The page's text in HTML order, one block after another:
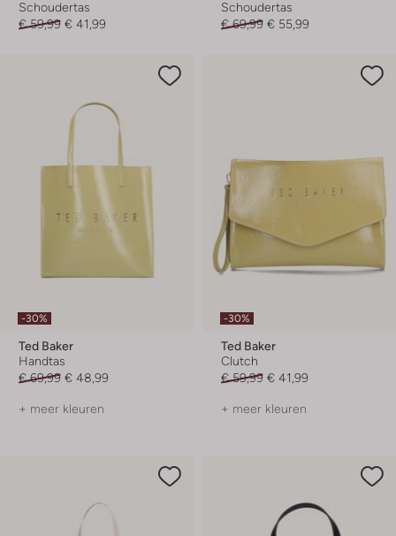
Schoudertas
€ 59,99 € 41,99
Schoudertas
€ 69,99 € 55,99
-30%
Ted Baker
Handtas
€ 69,99 € 48,99
+ meer kleuren
-30%
Ted Baker
Clutch
€ 59,99 € 41,99
+ meer kleuren